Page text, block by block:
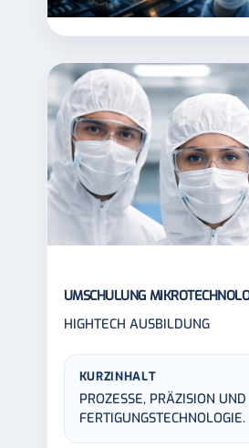
UMSCHULUNG
HIGHTECH AUSBILDUNG
KURZINHALT
PROZESSE, PRÄZISION UND
FERTIGUNGSTECHNOLOGIE.